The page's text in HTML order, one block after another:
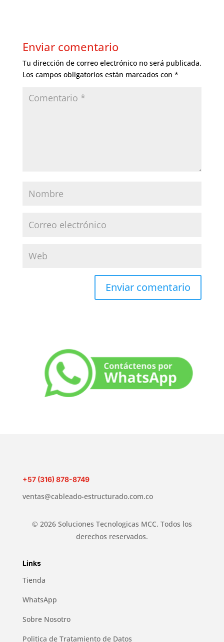
Enviar comentario
Tu dirección de correo electrónico no será publicada.
Los campos obligatorios están marcados con *
+57 (316) 878-8749
ventas@cableado-estructurado.com.co
© 2026 Soluciones Tecnologicas MCC. Todos los
derechos reservados.
Links
Tienda
WhatsApp
Sobre Nosotro
Politica de Tratamiento de Datos